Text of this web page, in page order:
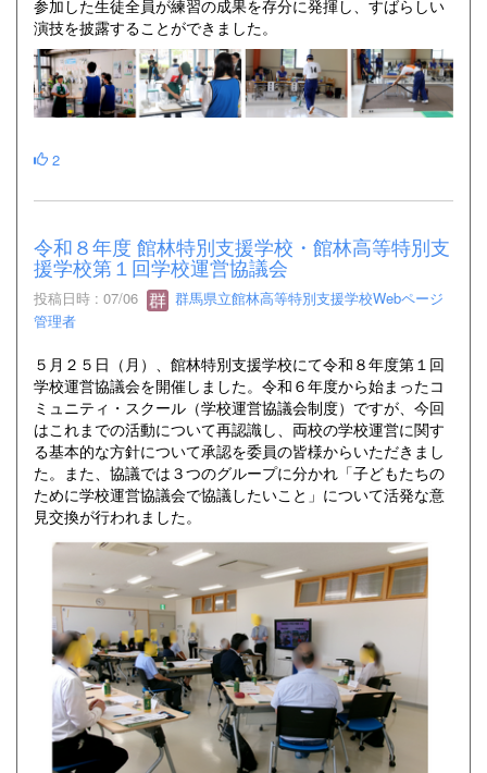
参加した生徒全員が練習の成果を存分に発揮し、すばらしい
演技を披露することができました。
2
令和８年度 館林特別支援学校・館林高等特別支
援学校第１回学校運営協議会
投稿日時 : 07/06
群馬県立館林高等特別支援学校Webページ
管理者
５月２５日（月）、館林特別支援学校にて令和８年度第１回
学校運営協議会を開催しました。令和６年度から始まったコ
ミュニティ・スクール（学校運営協議会制度）ですが、今回
はこれまでの活動について再認識し、両校の学校運営に関す
る基本的な方針について承認を委員の皆様からいただきまし
た。また、協議では３つのグループに分かれ「子どもたちの
ために学校運営協議会で協議したいこと」について活発な意
見交換が行われました。